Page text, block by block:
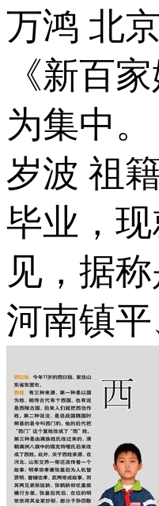
万鸿 北
《新百
为集中。
岁波 祖
毕业，
见，据
河南镇